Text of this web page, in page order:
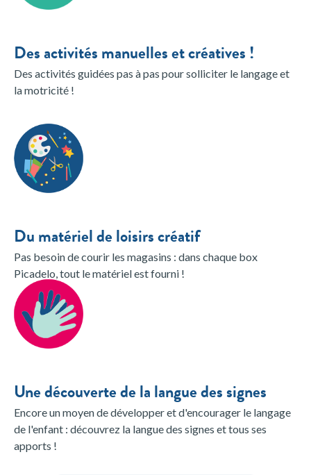
Des activités manuelles et créatives !
Des activités guidées pas à pas pour solliciter le langage et
la motricité !
Du matériel de loisirs créatif
Pas besoin de courir les magasins : dans chaque box
Picadelo, tout le matériel est fourni !
Une découverte de la langue des signes
Encore un moyen de développer et d'encourager le langage
de l'enfant : découvrez la langue des signes et tous ses
apports !